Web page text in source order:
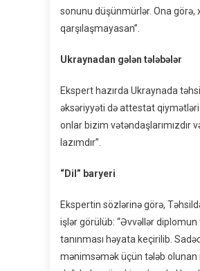
sonunu düşünmürlər. Ona görə,
qarşılaşmayasan”.
Ukraynadan gələn tələbələr
Ekspert hazırda Ukraynada
əksəriyyəti də attestat qiymətləri
onlar bizim vətəndaşlarımızdır
lazımdır”.
“Dil” baryeri
Ekspertin sözlərinə görə,
işlər görülüb: “Əvvəllər diplomun
tanınması həyata keçirilib.
mənimsəmək üçün tələb olunan